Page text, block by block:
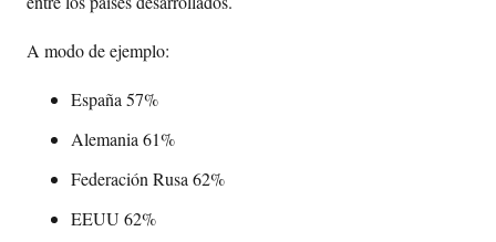
A modo de ejemplo:
España 57%
Alemania 61%
Federación Rusa 62%
EEUU 62%